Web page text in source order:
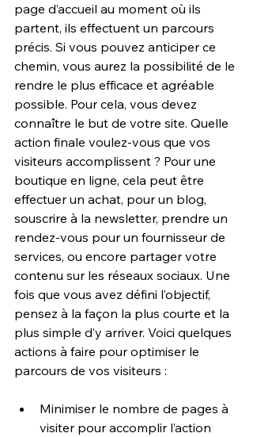
page d’accueil au moment où ils
partent, ils effectuent un parcours
précis. Si vous pouvez anticiper ce
chemin, vous aurez la possibilité de le
rendre le plus efficace et agréable
possible. Pour cela, vous devez
connaître le but de votre site. Quelle
action finale voulez-vous que vos
visiteurs accomplissent ? Pour une
boutique en ligne, cela peut être
effectuer un achat, pour un blog,
souscrire à la newsletter, prendre un
rendez-vous pour un fournisseur de
services, ou encore partager votre
contenu sur les réseaux sociaux. Une
fois que vous avez défini l’objectif,
pensez à la façon la plus courte et la
plus simple d’y arriver. Voici quelques
actions à faire pour optimiser le
parcours de vos visiteurs :
Minimiser le nombre de pages à
visiter pour accomplir l’action